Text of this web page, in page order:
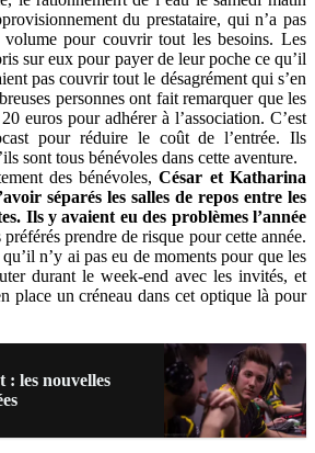
du prestataire, qui n’a pas
pour couvrir tout les besoins. Les
sur eux pour payer de leur poche ce qu’il
pas couvrir tout le désagrément qui s’en
personnes ont fait remarquer que les
euros pour adhérer à l’association. C’est
pour réduire le coût de l’entrée. Ils
sont tous bénévoles dans cette aventure.
des bénévoles,César et Katharina
séparés les salles de repos entre les
Ils y avaient eu des problèmes l’année
préférés prendre de risque pour cette année.
n’y ai pas eu de moments pour que les
durant le week-end avec les invités, et
place un créneau dans cet optique là pour
: les nouvelles